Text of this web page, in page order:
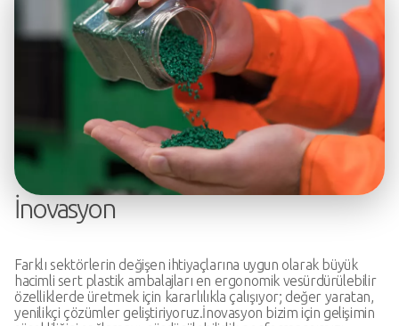
İnovasyon
Farklı sektörlerin değişen ihtiyaçlarına uygun olarak büyük
hacimli sert plastik ambalajları en ergonomik vesürdürülebilir
özelliklerde üretmek için kararlılıkla çalışıyor; değer yaratan,
yenilikçi çözümler geliştiriyoruz.İnovasyon bizim için gelişimin